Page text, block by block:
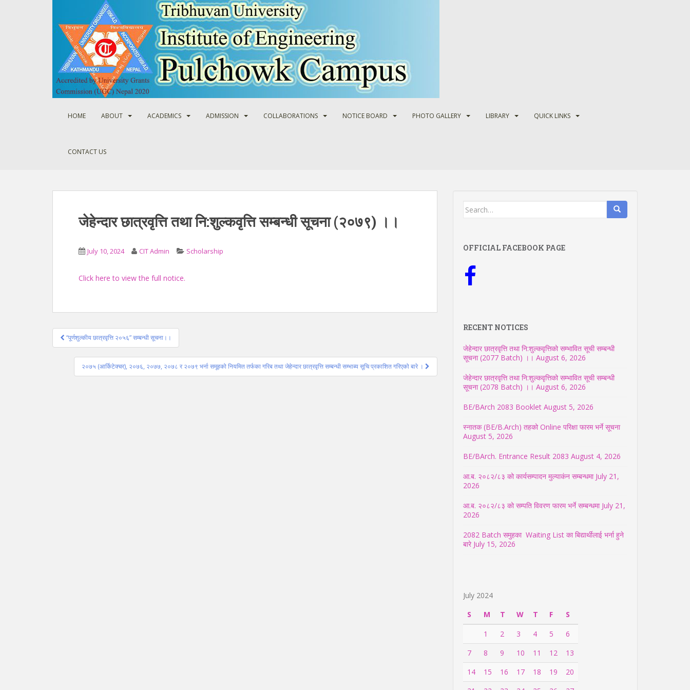
HOME ABOUT ACADEMICS ADMISSION COLLABORATIONS NOTICE BOARD PHOTO GALLERY LIBRARY QUICK LINKS
CONTACT US
जेहेन्दार छात्रवृत्ति तथा नि:शुल्कवृत्ति सम्बन्धी सूचना (२०७९) ।।
July 10, 2024 CIT Admin Scholarship
Click here to view the full notice.
Post
navigation
“पूर्णशुल्कीय छात्रवृत्ति २०५६” सम्बन्धी सूचना।।
२०७५ (आर्किटेक्चर), २०७६, २०७७, २०७८ र २०७९ भर्ना समूहको नियमित तर्फका गरिब तथा जेहेन्दार छात्रवृत्ति सम्बन्धी सम्भाब्य सूचि प्रकाशित गरिएको बारे ।
Search
OFFICIAL FACEBOOK PAGE
RECENT NOTICES
जेहेन्दार छात्रवृत्ति तथा नि:शुल्कवृत्तिको सम्भावित सूची सम्बन्धी
सूचना (2077 Batch) ।। August 6, 2026
जेहेन्दार छात्रवृत्ति तथा नि:शुल्कवृत्तिको सम्भावित सूची सम्बन्धी
सूचना (2078 Batch) ।। August 6, 2026
BE/BArch 2083 Booklet August 5, 2026
स्नातक (BE/B.Arch) तहको Online परिक्षा फारम भर्ने सूचना
August 5, 2026
BE/BArch. Entrance Result 2083 August 4, 2026
आ.ब. २०८२/८३ को कार्यसम्पादन मुल्याकंन सम्बन्धमा July 21,
2026
आ.ब. २०८२/८३ को सम्पति विवरण फारम भर्ने सम्बन्धमा July 21,
2026
2082 Batch समुहका Waiting List का बिद्यार्थीलाई भर्ना हुने
बारे July 15, 2026
July 2024
S
M T W T F
S
1
2 3 4 5
6
7
8 9 10 11 12
13
14
15 16 17 18 19
20